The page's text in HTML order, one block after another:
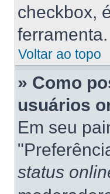
checkbox,
ferramenta.
Voltar ao topo
» Como
usuários
Em seu
status